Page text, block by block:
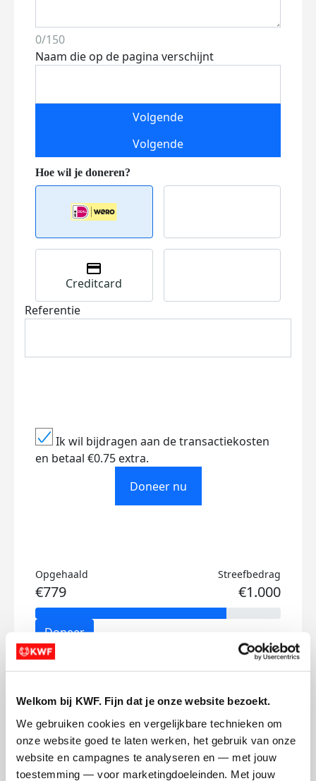
Welkom bij KWF. Fijn dat je onze website bezoekt.
We gebruiken cookies en vergelijkbare technieken om
onze website goed te laten werken, het gebruik van onze
website en campagnes te analyseren en — met jouw
toestemming — voor marketingdoeleinden. Met jouw
0/150
Naam die op de pagina verschijnt
Volgende
Volgende
Creditcard
Referentie
Ik wil bijdragen aan de transactiekosten
en betaal €0.75 extra.
Doneer nu
Opgehaald
€779
Streefbedrag
€1.000
Doneer
Tatum's badges